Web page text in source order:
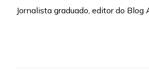
Jornalista graduado, editor do Blog